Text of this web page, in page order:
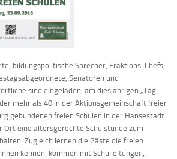
bildungspolitische Sprecher, Fraktions-Chefs,
Senatoren und
sind eingeladen, am diesjährigen „Tag
mehr als 40 in der Aktionsgemeinschaft freier
gebundenen freien Schulen in der Hansestadt
Ort eine altersgerechte Schulstunde zum
Zugleich lernen die Gäste die freien
kennen, kommen mit Schulleitungen,